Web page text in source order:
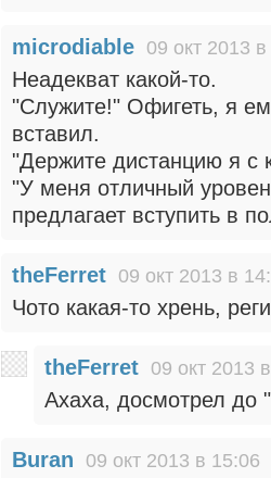
microdiable 09 окт 2013
Неадекват какой-то.
"Служите!" Офигеть, я
вставил.
"Держите дистанцию я с
"У меня отличный
предлагает вступить в
theFerret 09 окт 2013 в
Чото какая-то хрень,
theFerret 09 окт 2013
Ахаха, досмотрел до
Buran 09 окт 2013 в 15:06